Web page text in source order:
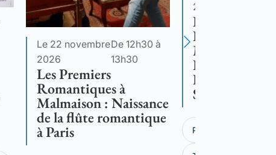
Le 22 novembre
2026
De 12h30 à
13h30
Les Premiers
Romantiques à
Malmaison : Naissance
de la flûte romantique
à Paris
2026
Les Premiers
Romantiques
Malmaison :
Romances de
Hortense à
Sagazan
Plein Tarif